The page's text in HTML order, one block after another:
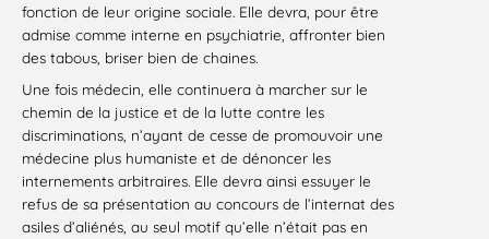
fonction de leur origine sociale. Elle devra, pour être
admise comme interne en psychiatrie, affronter bien
des tabous, briser bien de chaines.
Une fois médecin, elle continuera à marcher sur le
chemin de la justice et de la lutte contre les
discriminations, n’ayant de cesse de promouvoir une
médecine plus humaniste et de dénoncer les
internements arbitraires. Elle devra ainsi essuyer le
refus de sa présentation au concours de l’internat des
asiles d’aliénés, au seul motif qu’elle n’était pas en